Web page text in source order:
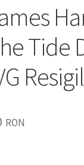
Tide
RON